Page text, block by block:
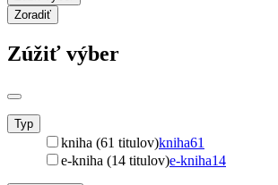
Zoradiť
Zúžiť výber
Typ
kniha (61 titulov)kniha61
e-kniha (14 titulov)e-kniha14